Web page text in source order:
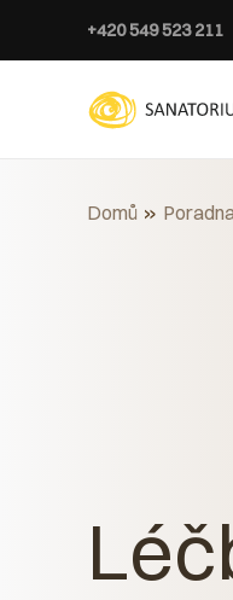
+420 549 523 211
Domů